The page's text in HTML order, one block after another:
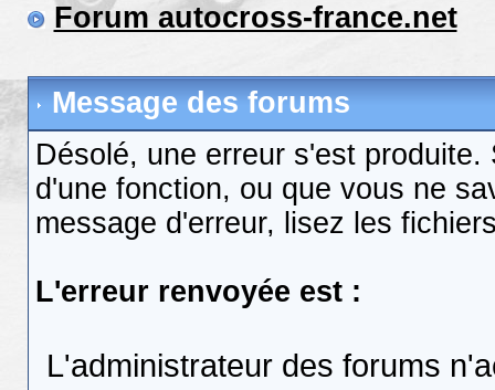
Forum autocross-france.net
Message des forums
Désolé, une erreur s'est
d'une fonction, ou que vous ne
message d'erreur, lisez les
L'erreur renvoyée est :
L'administrateur des forums